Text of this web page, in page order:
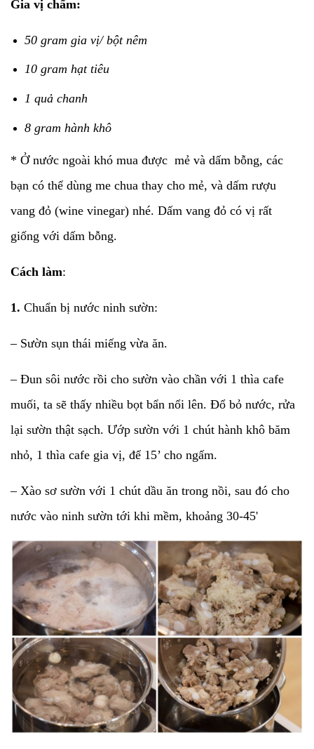
Gia vị chấm:
50 gram gia vị/ bột nêm
10 gram hạt tiêu
1 quả chanh
8 gram hành khô
* Ở nước ngoài khó mua được mẻ và dấm bỗng, các
bạn có thể dùng me chua thay cho mẻ, và dấm rượu
vang đỏ (wine vinegar) nhé. Dấm vang đỏ có vị rất
giống với dấm bỗng.
Cách làm:
1. Chuẩn bị nước ninh sườn:
– Sườn sụn thái miếng vừa ăn.
– Đun sôi nước rồi cho sườn vào chần với 1 thìa cafe
muối, ta sẽ thấy nhiều bọt bẩn nổi lên. Đổ bỏ nước, rửa
lại sườn thật sạch. Ướp sườn với 1 chút hành khô băm
nhỏ, 1 thìa cafe gia vị, để 15’ cho ngấm.
– Xào sơ sườn với 1 chút dầu ăn trong nồi, sau đó cho
nước vào ninh sườn tới khi mềm, khoảng 30-45'